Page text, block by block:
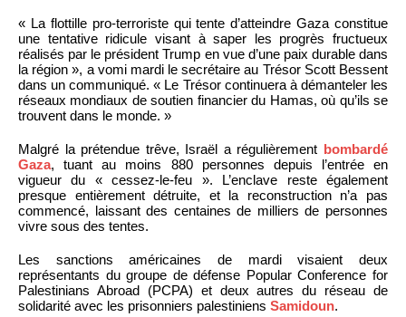
« La flottille pro-terroriste qui tente d’atteindre Gaza constitue
une tentative ridicule visant à saper les progrès fructueux
réalisés par le président Trump en vue d’une paix durable dans
la région », a vomi mardi le secrétaire au Trésor Scott Bessent
dans un communiqué. « Le Trésor continuera à démanteler les
réseaux mondiaux de soutien financier du Hamas, où qu’ils se
trouvent dans le monde. »
Malgré la prétendue trêve, Israël a régulièrement bombardé
Gaza, tuant au moins 880 personnes depuis l’entrée en
vigueur du « cessez-le-feu ». L’enclave reste également
presque entièrement détruite, et la reconstruction n’a pas
commencé, laissant des centaines de milliers de personnes
vivre sous des tentes.
Les sanctions américaines de mardi visaient deux
représentants du groupe de défense Popular Conference for
Palestinians Abroad (PCPA) et deux autres du réseau de
solidarité avec les prisonniers palestiniens Samidoun.